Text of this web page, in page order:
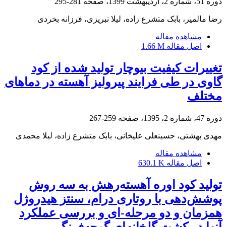
رضا مالمیر، بابک متشرع زاده، لیلا تبریزی، فرزانه بخردی
مشاهده مقاله
اصل مقاله 1.66 M
تغییرات کیفیت بیوچار تولید شده از کود
گاوی در طی فرایند پیرولیز آهسته در دماهای
مختلف
دوره 47، شماره 2، 1395، صفحه 259-267
مهدی بهشتی، حسینعلی علیخانی، بابک متشرع زاده، لیلا محمدی
مشاهده مقاله
اصل مقاله 630.1 K
تولید کود اوره آهسته‌رهش به سه روش
پوشش‌دهی با روتاری درام، سنتز هیدروژل
همزمان و دو مرحله-ای و بررسی عملکرد